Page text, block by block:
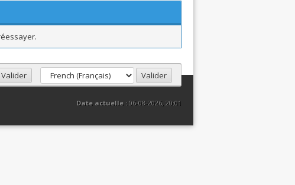
Date actuelle :06-08-2026, 20:01